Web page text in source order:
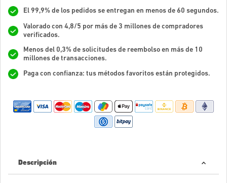
El 99,9% de los pedidos se entregan en menos de 60 segundos.
Valorado con 4,8/5 por más de 3 millones de compradores
verificados.
Menos del 0,3% de solicitudes de reembolso en más de 10
millones de transacciones.
Paga con confianza: tus métodos favoritos están protegidos.
Descripción